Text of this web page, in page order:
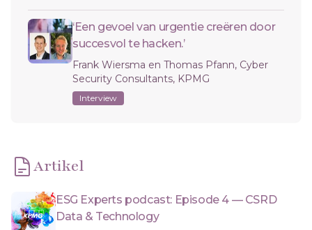
‘Een gevoel van urgentie creëren door
succesvol te hacken.’
Frank Wiersma en Thomas Pfann, Cyber
Security Consultants, KPMG
Interview
Artikel
ESG Experts podcast: Episode 4 — CSRD
Data & Technology